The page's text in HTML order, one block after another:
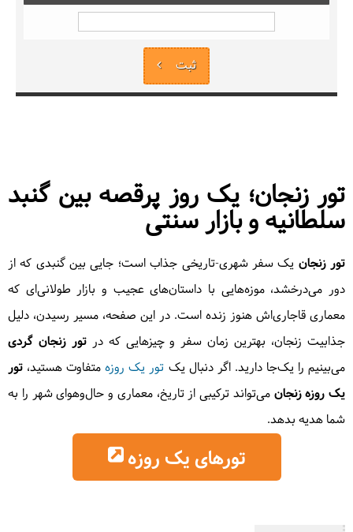
ثبت
تور زنجان؛ یک روز پرقصه بین گنبد
سلطانیه و بازار سنتی
تور زنجان یک سفر شهری-تاریخی جذاب است؛ جایی بین گنبدی که از
دور می‌درخشد، موزه‌هایی با داستان‌های عجیب و بازار طولانی‌ای که
معماری قاجاری‌اش هنوز زنده است. در این صفحه، مسیر رسیدن، دلیل
جذابیت زنجان، بهترین زمان سفر و چیزهایی که درتور زنجان گردی
می‌بینیم را یک‌جا دارید. اگر دنبال یک تور یک روزهمتفاوت هستید، تور
یک روزه زنجان می‌تواند ترکیبی از تاریخ، معماری و حال‌وهوای شهر را به
شما هدیه بدهد.
تورهای یک روزه